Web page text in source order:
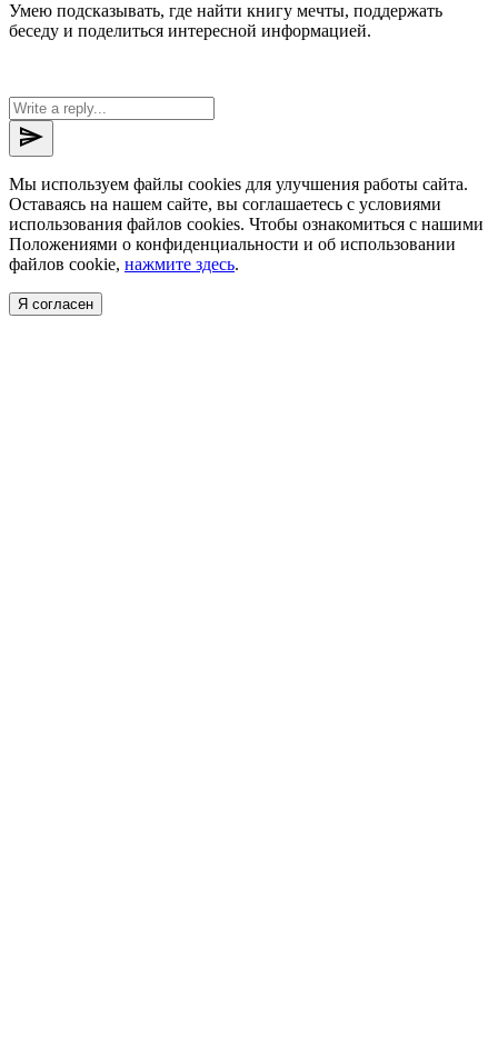
Умею подсказывать, где найти книгу мечты, поддержать
беседу и поделиться интересной информацией.
send
Мы используем файлы cookies для улучшения работы сайта.
Оставаясь на нашем сайте, вы соглашаетесь с условиями
использования файлов cookies. Чтобы ознакомиться с нашими
Положениями о конфиденциальности и об использовании
файлов cookie, нажмите здесь.
Я согласен